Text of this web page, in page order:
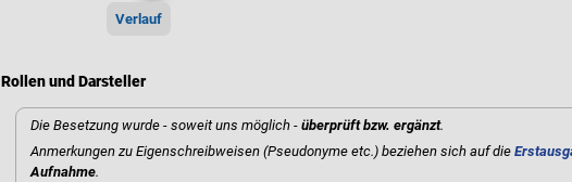
Verlauf
Rollen und Darsteller
Die Besetzung wurde - soweit uns möglich - überprüft bzw. ergänzt.
Anmerkungen zu Eigenschreibweisen (Pseudonyme etc.) beziehen sich auf die
Aufnahme.